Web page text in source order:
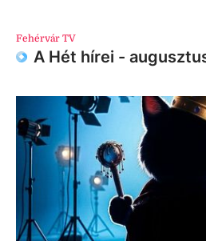
Fehérvár TV
A Hét hírei -